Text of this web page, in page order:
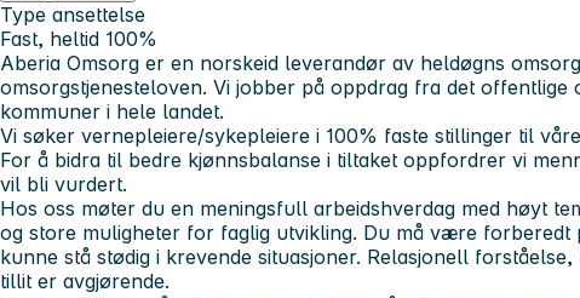
Type ansettelse
Fast, heltid 100%
Aberia Omsorg er en norskeid leverandør av heldøgns
omsorgstjenesteloven. Vi jobber på oppdrag fra det offentlige
kommuner i hele landet.
Vi søker vernepleiere/sykepleiere i 100% faste stillinger til
For å bidra til bedre kjønnsbalanse i tiltaket oppfordrer vi
vil bli vurdert.
Hos oss møter du en meningsfull arbeidshverdag med høyt
og store muligheter for faglig utvikling. Du må være forberedt
kunne stå stødig i krevende situasjoner. Relasjonell
tillit er avgjørende.